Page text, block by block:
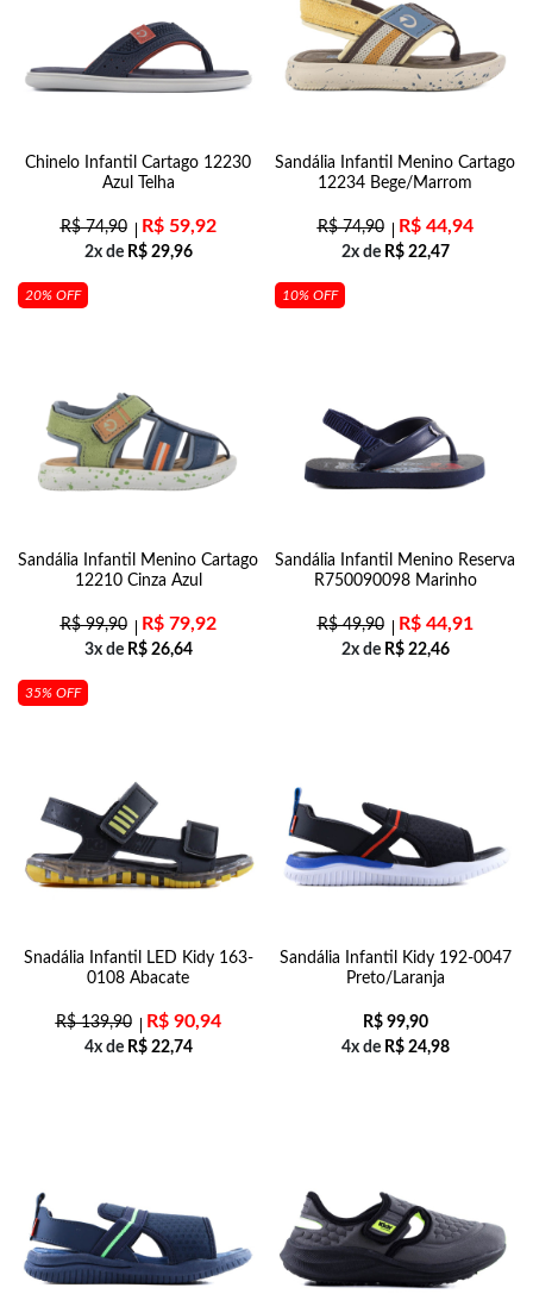
Chinelo Infantil Cartago 12230
Azul Telha
R$74,90 R$59,92
2x de R$29,96
Sandália Infantil Menino Cartago
12234 Bege/Marrom
R$74,90 R$44,94
2x de R$22,47
20% OFF
Sandália Infantil Menino Cartago
12210 Cinza Azul
R$99,90 R$79,92
3x de R$26,64
10% OFF
Sandália Infantil Menino Reserva
R750090098 Marinho
R$49,90 R$44,91
2x de R$22,46
35% OFF
Snadália Infantil LED Kidy 163-
0108 Abacate
R$139,90 R$90,94
4x de R$22,74
Sandália Infantil Kidy 192-0047
Preto/Laranja
R$99,90
4x de R$24,98